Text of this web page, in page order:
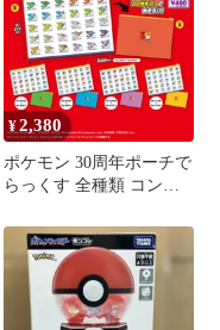
¥2,380
ポケモン 30周年ポーチで
らっくす 全種類 コンプ